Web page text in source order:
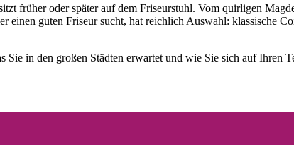
früher oder später auf dem Friseurstuhl. Vom quirligen
einen guten Friseur sucht, hat reichlich Auswahl: klassische
in den großen Städten erwartet und wie Sie sich auf Ihren